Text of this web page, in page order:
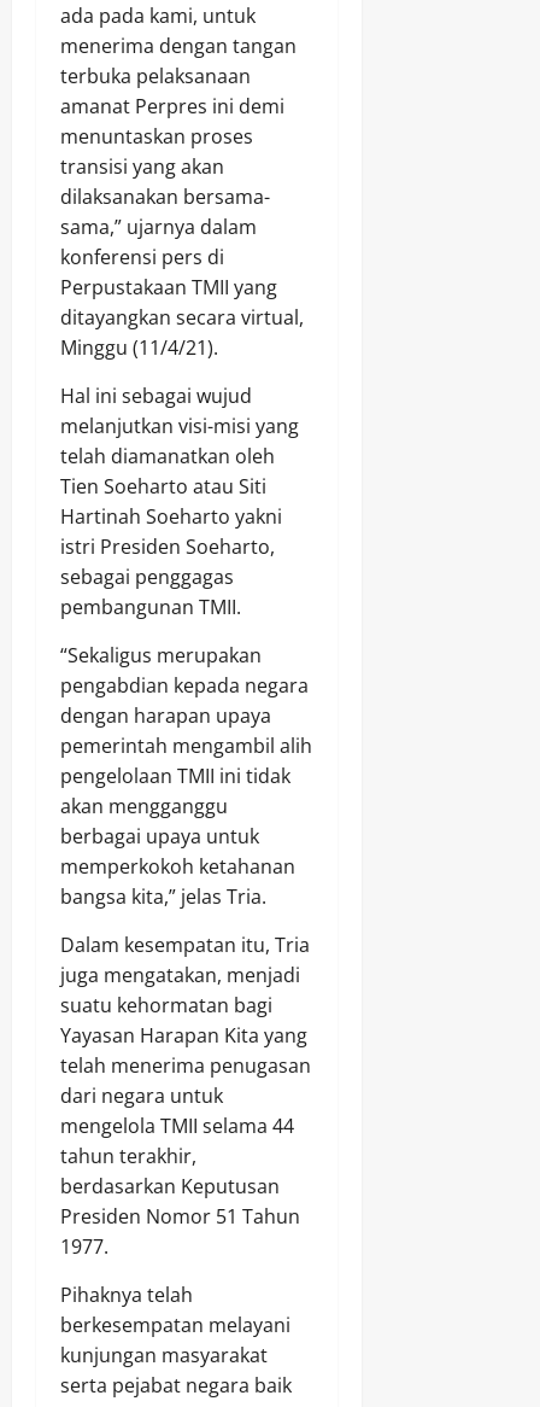
ada pada kami, untuk
menerima dengan tangan
terbuka pelaksanaan
amanat Perpres ini demi
menuntaskan proses
transisi yang akan
dilaksanakan bersama-
sama,” ujarnya dalam
konferensi pers di
Perpustakaan TMII yang
ditayangkan secara virtual,
Minggu (11/4/21).
Hal ini sebagai wujud
melanjutkan visi-misi yang
telah diamanatkan oleh
Tien Soeharto atau Siti
Hartinah Soeharto yakni
istri Presiden Soeharto,
sebagai penggagas
pembangunan TMII.
“Sekaligus merupakan
pengabdian kepada negara
dengan harapan upaya
pemerintah mengambil alih
pengelolaan TMII ini tidak
akan mengganggu
berbagai upaya untuk
memperkokoh ketahanan
bangsa kita,” jelas Tria.
Dalam kesempatan itu, Tria
juga mengatakan, menjadi
suatu kehormatan bagi
Yayasan Harapan Kita yang
telah menerima penugasan
dari negara untuk
mengelola TMII selama 44
tahun terakhir,
berdasarkan Keputusan
Presiden Nomor 51 Tahun
1977.
Pihaknya telah
berkesempatan melayani
kunjungan masyarakat
serta pejabat negara baik